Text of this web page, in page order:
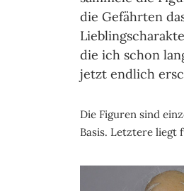
die Gefährten
die ich schon
jetzt endlich
Die Figuren sind
Basis. Letztere liegt